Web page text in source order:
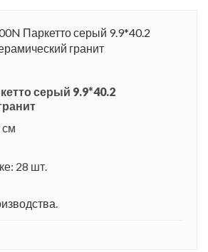
серый 9.9*40.2
см
28 шт.